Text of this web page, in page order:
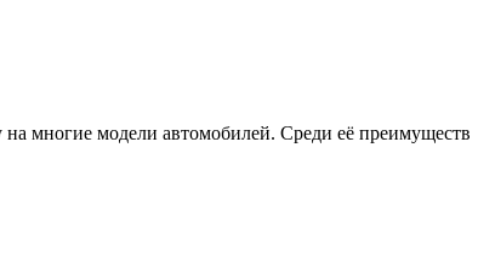
многие модели автомобилей. Среди её преимуществ